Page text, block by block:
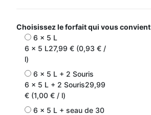
Choisissez le forfait qui vous convient
6 x 5 L
6 x 5 L27,99 € (0,93 € /
l)
6 x 5 L + 2 Souris
6 x 5 L + 2 Souris29,99
€ (1,00 € / l)
6 x 5 L + seau de 30